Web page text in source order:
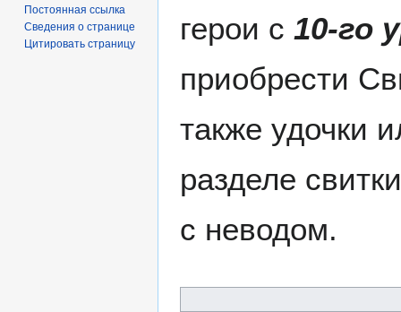
герои с 10-го
приобрести
также удочки
разделе
с неводом.
Постоянная ссылка
Сведения о странице
Цитировать страницу